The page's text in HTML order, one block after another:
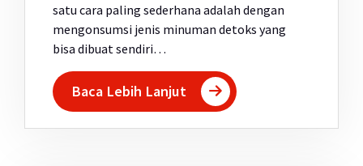
satu cara paling sederhana adalah dengan
mengonsumsi jenis minuman detoks yang
bisa dibuat sendiri…
Baca Lebih Lanjut